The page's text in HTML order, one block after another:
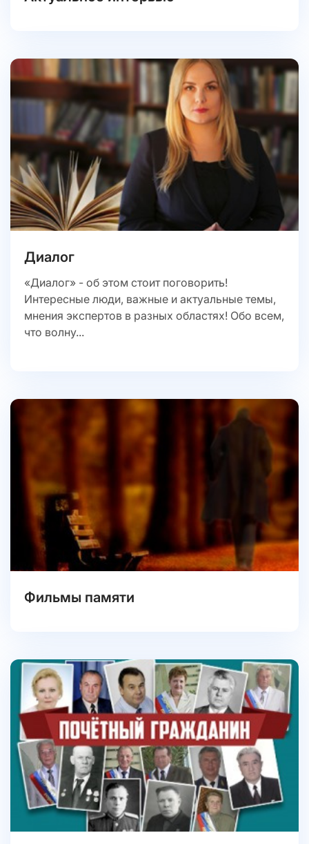
Диалог
«Диалог» - об этом стоит поговорить!
Интересные люди, важные и актуальные темы,
мнения экспертов в разных областях! Обо всем,
что волну...
Фильмы памяти